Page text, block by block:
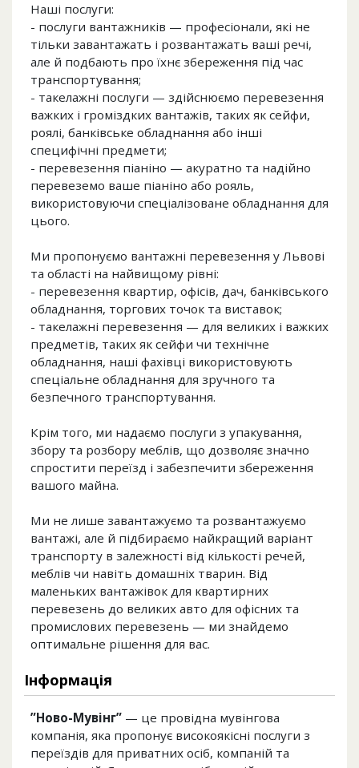
Наші послуги:
- послуги вантажників — професіонали, які не
тільки завантажать і розвантажать ваші речі,
але й подбають про їхнє збереження під час
транспортування;
- такелажні послуги — здійснюємо перевезення
важких і громіздких вантажів, таких як сейфи,
роялі, банківське обладнання або інші
специфічні предмети;
- перевезення піаніно — акуратно та надійно
перевеземо ваше піаніно або рояль,
використовуючи спеціалізоване обладнання для
цього.
Ми пропонуємо вантажні перевезення у Львові
та області на найвищому рівні:
- перевезення квартир, офісів, дач, банківського
обладнання, торгових точок та виставок;
- такелажні перевезення — для великих і важких
предметів, таких як сейфи чи технічне
обладнання, наші фахівці використовують
спеціальне обладнання для зручного та
безпечного транспортування.
Крім того, ми надаємо послуги з упакування,
збору та розбору меблів, що дозволяє значно
спростити переїзд і забезпечити збереження
вашого майна.
Ми не лише завантажуємо та розвантажуємо
вантажі, але й підбираємо найкращий варіант
транспорту в залежності від кількості речей,
меблів чи навіть домашніх тварин. Від
маленьких вантажівок для квартирних
перевезень до великих авто для офісних та
промислових перевезень — ми знайдемо
оптимальне рішення для вас.
Інформація
”Ново-Мувінг” — це провідна мувінгова
компанія, яка пропонує високоякісні послуги з
переїздів для приватних осіб, компаній та